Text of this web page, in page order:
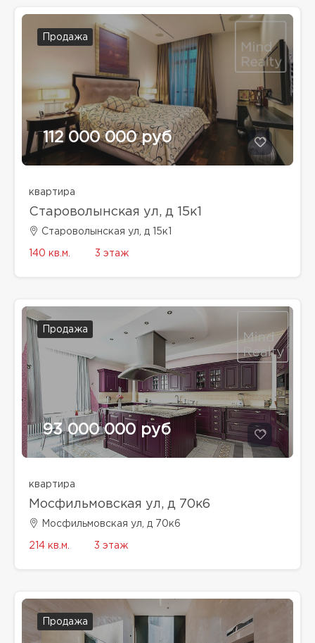
Продажа
112 000 000 руб
квартира
Староволынская ул, д 15к1
Староволынская ул, д 15к1
140 кв.м. 3 этаж
Продажа
93 000 000 руб
квартира
Мосфильмовская ул, д 70к6
Мосфильмовская ул, д 70к6
214 кв.м. 3 этаж
Продажа